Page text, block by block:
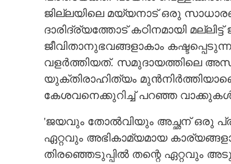
ജില്ലയിലെ മയ്യനാട് ഒരു
ദാരിദ്ര്യത്തോട് കഠിനമായി
ജീവിതാനുഭവങ്ങളാകാം
വളർത്തിയത്. സമുദായത്തിലെ
യുക്തിരാഹിത്യം
കേശവനെക്കുറിച്ച് പറഞ്ഞ
'ജയവും തോൽവിയും അച്ഛന് ഒരു
ഏറ്റവും അഭികാമ്യമായ
തിരഞ്ഞെടുപ്പിൽ തന്റെ ഏറ്റവും